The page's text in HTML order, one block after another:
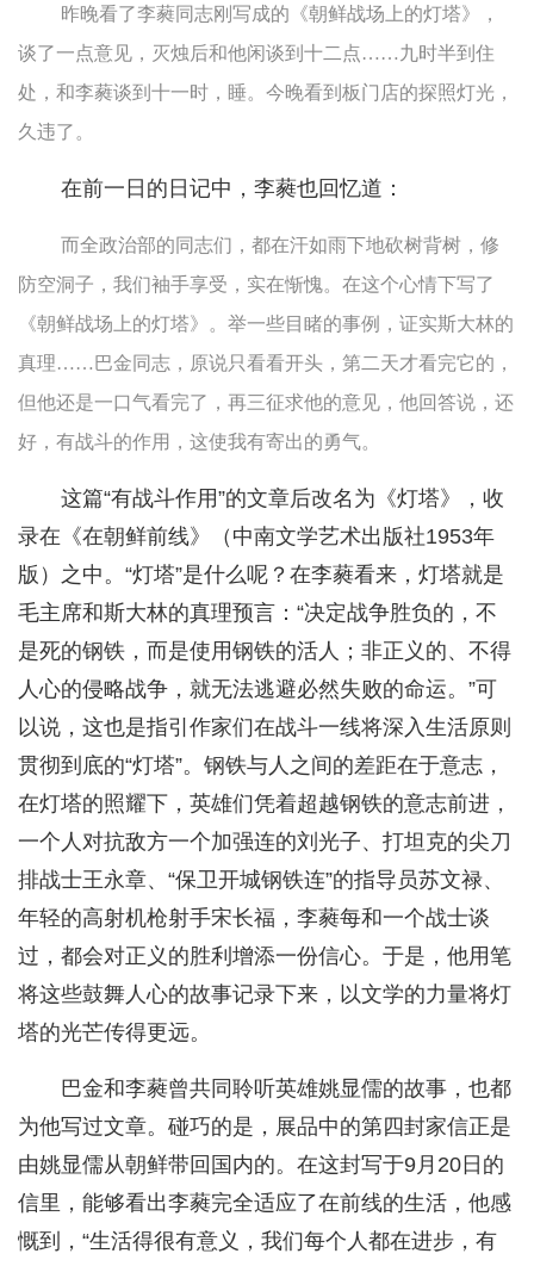
昨晚看了李蕤同志刚写成的《朝鲜战场上的灯塔》，
谈了一点意见，灭烛后和他闲谈到十二点……九时半到住
处，和李蕤谈到十一时，睡。今晚看到板门店的探照灯光，
久违了。
在前一日的日记中，李蕤也回忆道：
而全政治部的同志们，都在汗如雨下地砍树背树，修
防空洞子，我们袖手享受，实在惭愧。在这个心情下写了
《朝鲜战场上的灯塔》。举一些目睹的事例，证实斯大林的
真理……巴金同志，原说只看看开头，第二天才看完它的，
但他还是一口气看完了，再三征求他的意见，他回答说，还
好，有战斗的作用，这使我有寄出的勇气。
这篇“有战斗作用”的文章后改名为《灯塔》，收
录在《在朝鲜前线》（中南文学艺术出版社1953年
版）之中。“灯塔”是什么呢？在李蕤看来，灯塔就是
毛主席和斯大林的真理预言：“决定战争胜负的，不
是死的钢铁，而是使用钢铁的活人；非正义的、不得
人心的侵略战争，就无法逃避必然失败的命运。”可
以说，这也是指引作家们在战斗一线将深入生活原则
贯彻到底的“灯塔”。钢铁与人之间的差距在于意志，
在灯塔的照耀下，英雄们凭着超越钢铁的意志前进，
一个人对抗敌方一个加强连的刘光子、打坦克的尖刀
排战士王永章、“保卫开城钢铁连”的指导员苏文禄、
年轻的高射机枪射手宋长福，李蕤每和一个战士谈
过，都会对正义的胜利增添一份信心。于是，他用笔
将这些鼓舞人心的故事记录下来，以文学的力量将灯
塔的光芒传得更远。
巴金和李蕤曾共同聆听英雄姚显儒的故事，也都
为他写过文章。碰巧的是，展品中的第四封家信正是
由姚显儒从朝鲜带回国内的。在这封写于9月20日的
信里，能够看出李蕤完全适应了在前线的生活，他感
慨到，“生活得很有意义，我们每个人都在进步，有